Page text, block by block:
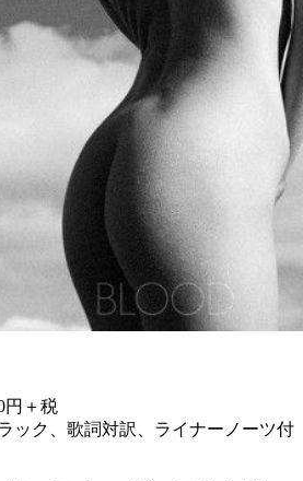
円＋税
ック、歌詞対訳、ライナーノーツ付